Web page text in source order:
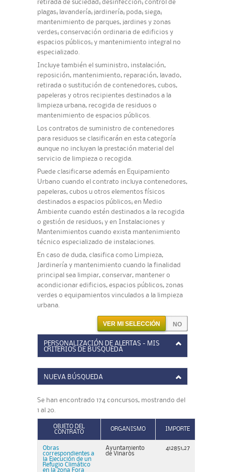
retirada de suciedad; desinfección; control de
plagas; lavandería; jardinería; poda; siega;
mantenimiento de parques, jardines y zonas
verdes; conservación ordinaria de edificios y
espacios públicos; y mantenimiento integral no
especializado.
Incluye también el suministro, instalación,
reposición, mantenimiento, reparación, lavado,
retirada o sustitución de contenedores, cubos,
papeleras y otros recipientes destinados a la
limpieza urbana, recogida de residuos o
mantenimiento de espacios públicos.
Los contratos de suministro de contenedores
para residuos se clasificarán en esta categoría
aunque no incluyan la prestación material del
servicio de limpieza o recogida.
Puede clasificarse además en Equipamiento
Urbano cuando el contrato incluya contenedores,
papeleras, cubos u otros elementos físicos
destinados a espacios públicos; en Medio
Ambiente cuando estén destinados a la recogida
o gestión de residuos; y en Instalaciones y
Mantenimientos cuando exista mantenimiento
técnico especializado de instalaciones.
En caso de duda, clasifica como Limpieza,
Jardinería y mantenimiento cuando la finalidad
principal sea limpiar, conservar, mantener o
acondicionar edificios, espacios públicos, zonas
verdes o equipamientos vinculados a la limpieza
urbana.
VER MI SELECCIÓN
PERSONALIZACIÓN DE ALERTAS - MIS
CRITERIOS DE BÚSQUEDA
NUEVA BÚSQUEDA
Se han encontrado 174 concursos, mostrando del
1 al 20.
OBJETO DEL
CONTRATO
ORGANISMO IMPORTE
Obras
correspondientes a
la Ejecución de un
Refugio Climático
en la zona Fora
Ayuntamiento
de Vinaròs
412851,27